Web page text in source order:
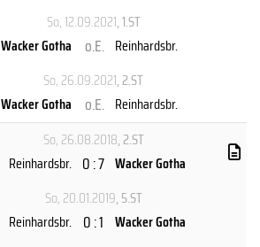
So, 12.09.2021, 1.ST
Wacker Gotha
o.E. Reinhardsbr.
So, 26.09.2021, 2.ST
Wacker Gotha
o.E. Reinhardsbr.
So, 26.08.2018, 2.ST
Reinhardsbr. 0 : 7 Wacker Gotha
So, 20.01.2019, 5.ST
Reinhardsbr. 0 : 1 Wacker Gotha